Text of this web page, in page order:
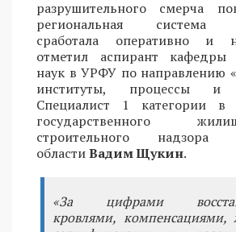
разрушительного смерча
региональная система
сработала оперативно и
отметил аспирант кафедры
наук в УРФУ по направлению
институты, процессы и
Специалист 1 категории в
государственного
строительного надзора
областиВадим Щукин.
«За цифрами
кровлями,